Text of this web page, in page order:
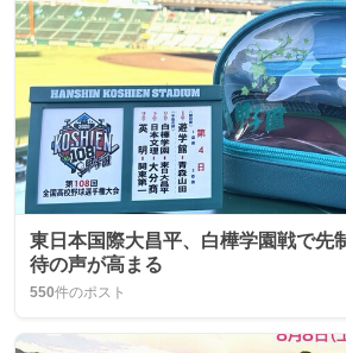
東日本国際大昌平、白樺学園戦で先
待の声が高まる
550件のポスト